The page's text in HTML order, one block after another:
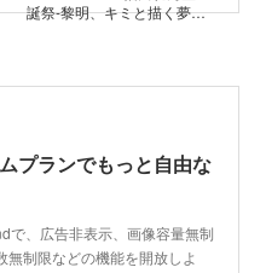
誕祭-黎明、キミと描く夢…
プランでもっと自由な
で、広告非表示、画像容量無制
無制限などの機能を開放しよ